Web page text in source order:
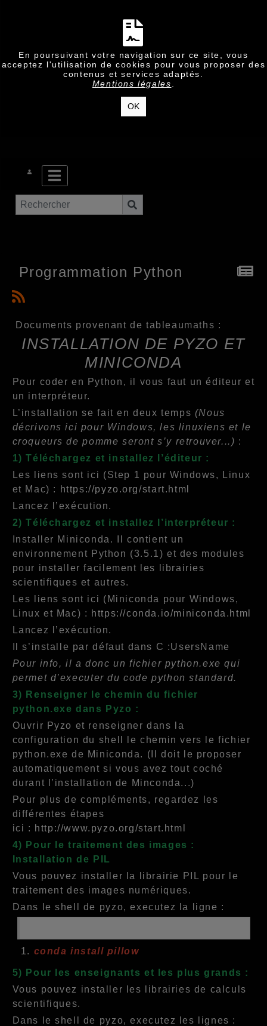
En poursuivant votre navigation sur ce site, vous
acceptez l'utilisation de cookies pour vous proposer des
contenus et services adaptés.
Mentions légales
OK
Programmation Python
Documents provenant de tableaumaths :
INSTALLATION DE PYZO ET
MINICONDA
Pour coder en Python, il vous faut un éditeur et
un interpréteur.
L’installation se fait en deux temps (Nous
décrivons ici pour Windows, les linuxiens et le
croqueurs de pomme seront s’y retrouver...) :
1) Téléchargez et installez l’éditeur :
Les liens sont ici (Step 1 pour Windows, Linux
et Mac) :
https://pyzo.org/start.html
Lancez l’exécution.
2) Téléchargez et installez l’interpréteur :
Installer Miniconda. Il contient un
environnement Python (3.5.1) et des modules
pour installer facilement les librairies
scientifiques et autres.
Les liens sont ici (Miniconda pour Windows,
Linux et Mac) : https://conda.io/miniconda.html
Lancez l’exécution.
Il s’installe par défaut dans C :UsersName
Pour info, il a donc un fichier python.exe qui
permet d’executer du code python standard.
3) Renseigner le chemin du fichier
python.exe dans Pyzo :
Ouvrir Pyzo et renseigner dans la
configuration du shell le chemin vers le fichier
python.exe de Miniconda. (Il doit le proposer
automatiquement si vous avez tout coché
durant l’installation de Minconda...)
Pour plus de compléments, regardez les
différentes étapes
ici : http://www.pyzo.org/start.html
4) Pour le traitement des images :
Installation de PIL
Vous pouvez installer la librairie PIL pour le
traitement des images numériques.
Dans le shell de pyzo, executez la ligne :
conda install pillow
5) Pour les enseignants et les plus grands :
Vous pouvez installer les librairies de calculs
scientifiques.
Dans le shell de pyzo, executez les lignes :